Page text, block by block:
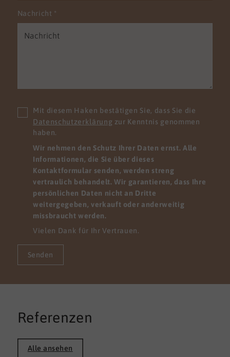
Nachricht *
Mit diesem Haken bestätigen Sie, dass Sie die
Datenschutzerklärung zur Kenntnis genommen
haben.
Wir nehmen den Schutz Ihrer Daten ernst. Alle
Informationen, die Sie über dieses
Kontaktformular senden, werden streng
vertraulich behandelt. Wir garantieren, dass Ihre
persönlichen Daten nicht an Dritte
weitergegeben, verkauft oder anderweitig
missbraucht werden.
Vielen Dank für Ihr Vertrauen.
Senden
Referenzen
Alle ansehen